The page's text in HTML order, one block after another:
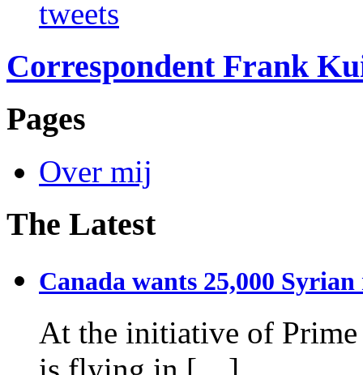
tweets
Correspondent Frank
Pages
Over mij
The Latest
Canada wants 25,000 Syrian
At the initiative of Prime